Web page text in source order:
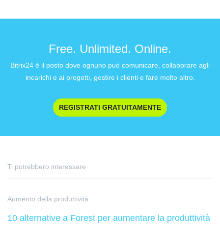
Free. Unlimited. Online.
Bitrix24 è il posto dove ognuno può comunicare, collaborare agli
incarichi e ai progetti, gestire i clienti e fare molto altro.
REGISTRATI GRATUITAMENTE
Ti potrebbero interessare
Aumento della produttività
10 alternative a Forest per aumentare la produttività